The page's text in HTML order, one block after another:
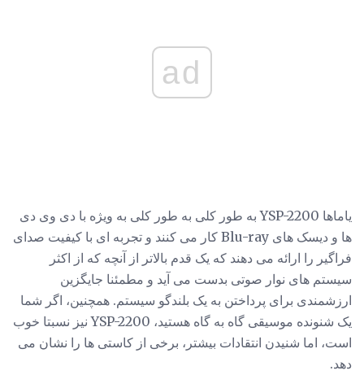
ad
یاماها YSP-2200 به طور کلی به طور کلی به ویژه با دی وی دی
ها و دیسک های Blu-ray کار می کنند و تجربه ای با کیفیت صدای
فراگیر را ارائه می دهند که یک قدم بالاتر از آنچه که از اکثر
سیستم های نوار صوتی بدست می آید و مطمئنا جایگزین
ارزشمندی برای پرداختن به یک بلندگو سیستم. همچنین، اگر شما
یک شنونده موسیقی گاه به گاه هستید، YSP-2200 نیز نسبتا خوب
است، اما شنیدن انتقادات بیشتر، برخی از کاستی ها را نشان می
دهد.